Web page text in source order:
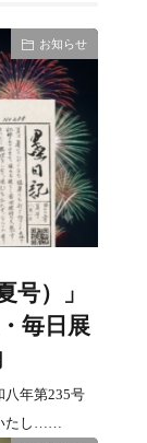
お知らせ
号）」
毎日展
八年第235号
たし……